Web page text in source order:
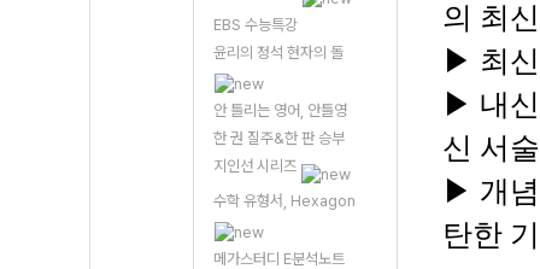
EBS 수능특강
윤리의 정석 현자의 돌
안 틀리는 영어, 안틀영
한 권 질주&한 판 승부
지인선 시리즈
수학 유형서, Hexagon
메가스터디 E분석노트
의 최
▶ 최
▶ 내
신 서
▶ 개
탄한